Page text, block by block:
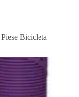
Piese Bicicleta